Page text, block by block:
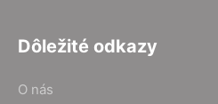
Dôležité odkazy
O nás